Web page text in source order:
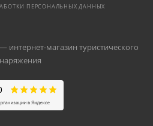
ПЕРСОНАЛЬНЫХ ДАННЫХ
магазин туристического